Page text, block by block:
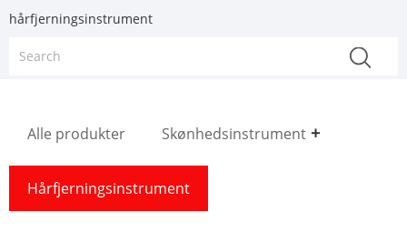
hårfjerningsinstrument
Alle produkter Skønhedsinstrument
Hårfjerningsinstrument